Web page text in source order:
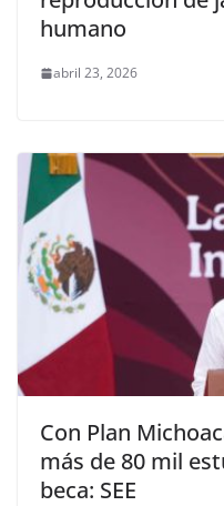
humano
abril 23, 2026
Con Plan
más de 80 mil
beca: SEE